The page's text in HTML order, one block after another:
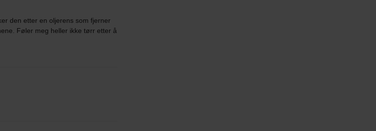
den etter en oljerens som fjerner
Føler meg heller ikke tørr etter å